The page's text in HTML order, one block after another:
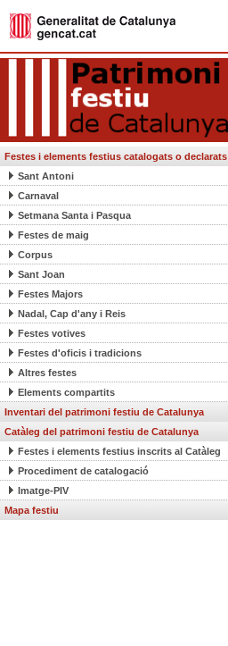
Festes i elements festius catalogats o declarats
Sant Antoni
Carnaval
Setmana Santa i Pasqua
Festes de maig
Corpus
Sant Joan
Festes Majors
Nadal, Cap d'any i Reis
Festes votives
Festes d'oficis i tradicions
Altres festes
Elements compartits
Inventari del patrimoni festiu de Catalunya
Catàleg del patrimoni festiu de Catalunya
Festes i elements festius inscrits al Catàleg
Procediment de catalogació
Imatge-PIV
Mapa festiu